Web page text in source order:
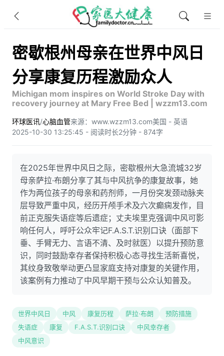
密歇根州母亲在世界中风日
分享康复历程激励众人
Michigan mom inspires on World Stroke Day with
recovery journey at Mary Free Bed | wzzm13.com
环球医讯/心脑血管来源：www.wzzm13.com美国 - 英语
2025-10-30 13:25:45 - 阅读时长2分钟 - 874字
在2025年世界中风日之际，密歇根州大急流城32岁
母亲萨拉·布朗分享了其与中风抗争的康复故事，她
作为两位孩子的母亲和药剂师，一月份突发颈动脉夹
层导致严重中风，经历开颅手术及六次癫痫发作，目
前正克服失语症等后遗症；丈夫埃里克强调中风可影
响任何人，呼吁公众牢记F.A.S.T.识别口诀（面部下
垂、手臂无力、言语不清、及时就医）以提升预防意
识，同时鼓励幸存者保持积极心态寻找生活新喜悦，
其纹身致敬举动更凸显家庭支持对康复的关键作用，
该案例有力推动了中风早期干预与公众认知普及。
世界中风日 中风 康复历程 萨拉·布朗
预防措施
失语症
康复 F.A.S.T.识别口诀
中风幸存者
中风意识